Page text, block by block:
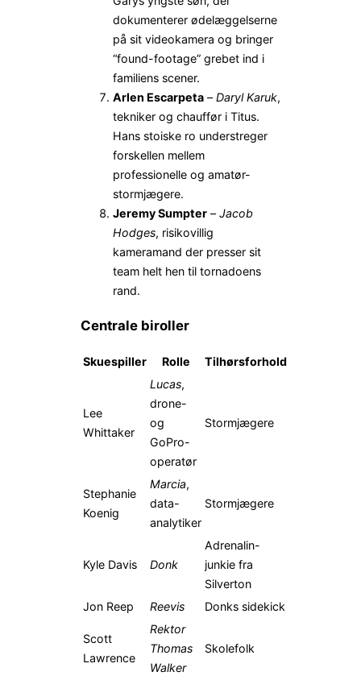
dokumenterer ødelæggelserne
på sit videokamera og bringer
“found-footage” grebet ind i
familiens scener.
Arlen Escarpeta –Daryl Karuk,
tekniker og chauffør i Titus.
Hans stoiske ro understreger
forskellen mellem
professionelle og amatør-
stormjægere.
Jeremy Sumpter –Jacob
Hodges, risikovillig
kameramand der presser sit
team helt hen til tornadoens
rand.
Centrale biroller
Skuespiller Rolle Tilhørsforhold
Lee
Whittaker
Lucas,
drone-
og
GoPro-
operatør
Stormjægere
Stephanie
Koenig
Marcia,
data-
analytiker
Stormjægere
Kyle Davis Donk
Adrenalin-
junkie fra
Silverton
Jon Reep
Reevis Donks sidekick
Scott
Lawrence
Rektor
Thomas
Walker
Skolefolk